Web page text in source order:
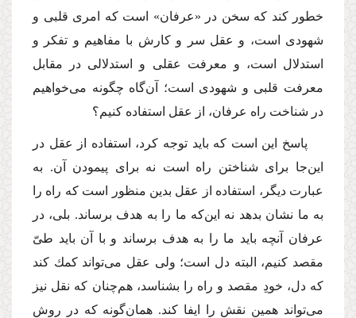
خطور كند كه سخن در «عرفان» است كه امرى قلبى و
شهودى است، و عقل سر و كارش با مفاهیم و تفكر و
استدلال است، و معرفت عقلى و استدلالى در مقابل
معرفت قلبى و شهودى است؛ آن‌گاه چگونه مى‌خواهیم
در شناخت راه عرفان، از عقل استفاده كنیم؟
پاسخ این است كه باید توجه كرد، استفاده از عقل در
این‌جا براى شناختن راه است نه براى پیمودن آن. به
عبارت دیگر، استفاده از عقل بدین منظور است كه راه را
به ما نشان بدهد نه این‌كه ما را به هدف برساند. بلى، در
عرفان آنچه باید ما را به هدف برساند و با آن باید طىّ
مقصد كنیم، البته دل است؛ ولى عقل مى‌تواند كمك كند
كه دل، خودِ مقصد و راه را بشناسد، هم‌چنان كه نقل نیز
مى‌تواند همین نقش را ایفا كند. همان‌گونه كه در روش